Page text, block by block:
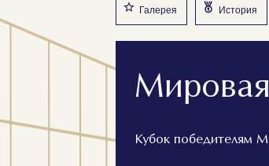
Галерея История
Кубок победителям